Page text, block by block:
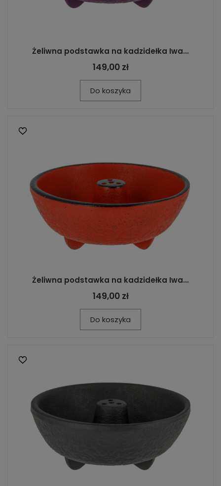
Żeliwna podstawka na kadzidełka Iwa...
149,00 zł
Do koszyka
Żeliwna podstawka na kadzidełka Iwa...
149,00 zł
Do koszyka